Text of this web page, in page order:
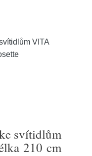
svítidlům
210 cm